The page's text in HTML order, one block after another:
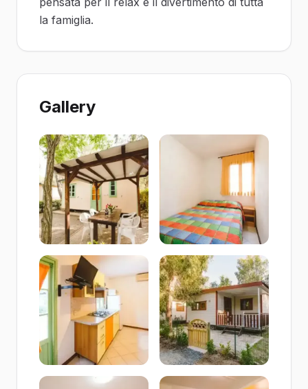
la famiglia.
Gallery